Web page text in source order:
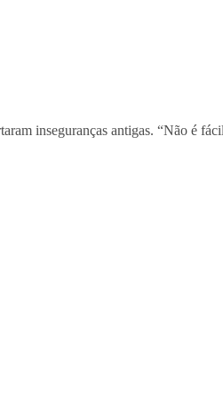
inseguranças antigas. “Não é